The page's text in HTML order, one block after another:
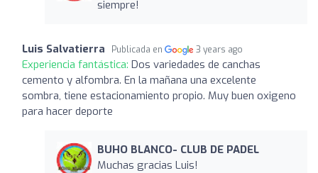
siempre!
Luis Salvatierra Publicada en 3 years ago
Experiencia fantástica: Dos variedades de canchas
cemento y alfombra. En la mañana una excelente
sombra, tiene estacionamiento propio. Muy buen oxigeno
para hacer deporte
BUHO BLANCO- CLUB DE PADEL
Muchas gracias Luis!